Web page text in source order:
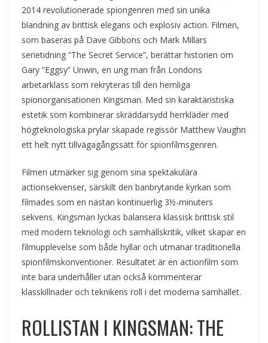
2014 revolutionerade spiongenren med sin unika
blandning av brittisk elegans och explosiv action. Filmen,
som baseras på Dave Gibbons och Mark Millars
serietidning ”The Secret Service”, berättar historien om
Gary ”Eggsy” Unwin, en ung man från Londons
arbetarklass som rekryteras till den hemliga
spionorganisationen Kingsman. Med sin karaktäristiska
estetik som kombinerar skräddarsydd herrkläder med
högteknologiska prylar skapade regissör Matthew Vaughn
ett helt nytt tillvägagångssätt för spionfilmsgenren.
Filmen utmärker sig genom sina spektakulära
actionsekvenser, särskilt den banbrytande kyrkan som
filmades som en nästan kontinuerlig 3½-minuters
sekvens. Kingsman lyckas balansera klassisk brittisk stil
med modern teknologi och samhällskritik, vilket skapar en
filmupplevelse som både hyllar och utmanar traditionella
spionfilmskonventioner. Resultatet är en actionfilm som
inte bara underhåller utan också kommenterar
klasskillnader och teknikens roll i det moderna samhället.
ROLLISTAN I KINGSMAN: THE